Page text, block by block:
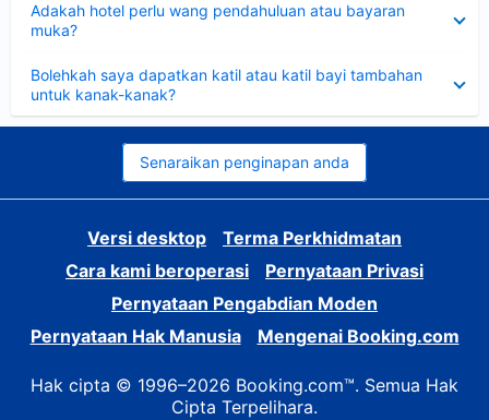
Adakah hotel perlu wang pendahuluan atau bayaran
muka?
Bolehkah saya dapatkan katil atau katil bayi tambahan
untuk kanak-kanak?
Senaraikan penginapan anda
Versi desktop
Terma Perkhidmatan
Cara kami beroperasi
Pernyataan Privasi
Pernyataan Pengabdian Moden
Pernyataan Hak Manusia
Mengenai Booking.com
Hak cipta © 1996–2026 Booking.com™. Semua Hak
Cipta Terpelihara.